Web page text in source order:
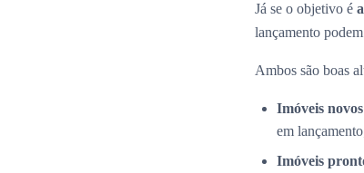
Já se o objetivo é
lançamento
Ambos são boas
Imóveis
em
Imóveis